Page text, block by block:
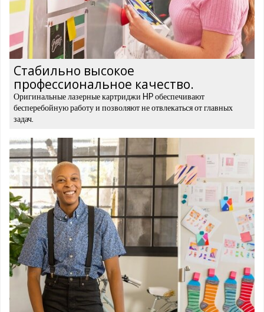
Стабильно высокое
профессиональное качество.
Оригинальные лазерные картриджи HP обеспечивают
бесперебойную работу и позволяют не отвлекаться от главных
задач.